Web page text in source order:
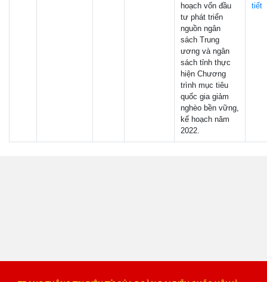
hoạch vốn đầu
tư phát triển
nguồn ngân
sách Trung
ương và ngân
sách tỉnh thực
hiện Chương
trình mục tiêu
quốc gia giảm
nghèo bền vững,
kế hoạch năm
2022.
tiết